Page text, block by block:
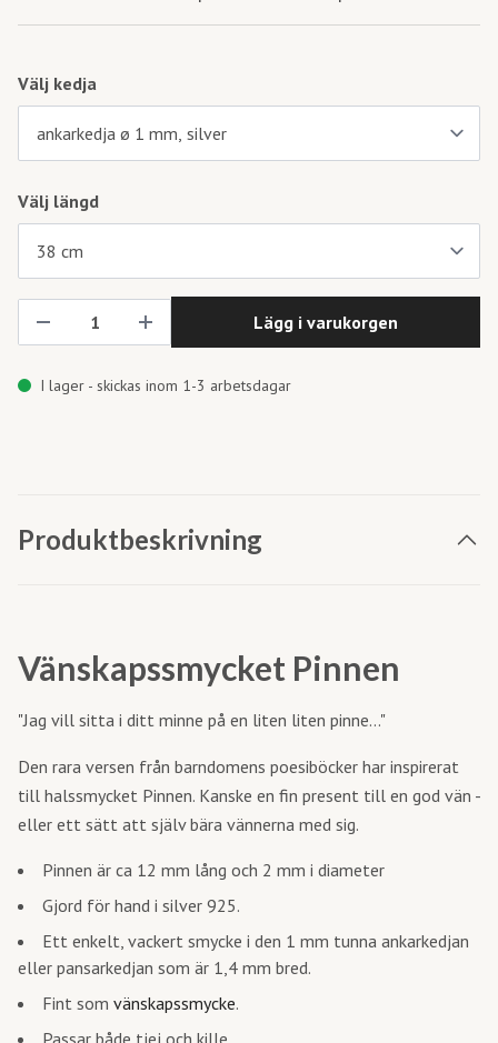
Välj kedja
Välj längd
Lägg i varukorgen
I lager - skickas inom 1-3 arbetsdagar
Produktbeskrivning
Vänskapssmycket Pinnen
"Jag vill sitta i ditt minne på en liten liten pinne..."
Den rara versen från barndomens poesiböcker har inspirerat
till halssmycket Pinnen. Kanske en fin present till en god vän -
eller ett sätt att själv bära vännerna med sig.
Pinnen är ca 12 mm lång och 2 mm i diameter
Gjord för hand i silver 925.
Ett enkelt, vackert smycke i den 1 mm tunna ankarkedjan
eller pansarkedjan som är 1,4 mm bred.
Fint som vänskapssmycke.